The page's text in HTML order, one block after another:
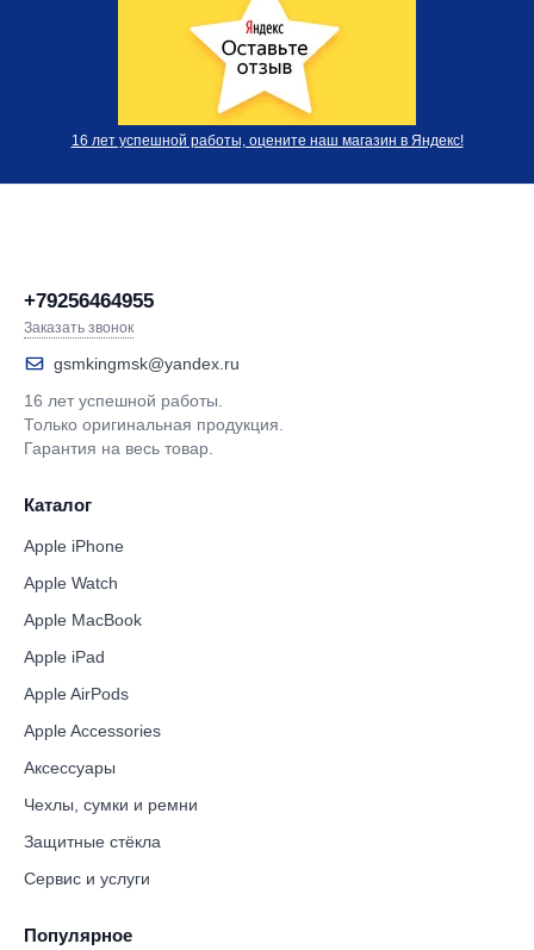
16 лет успешной работы, оцените наш магазин в Яндекс!
+79256464955
Заказать звонок
gsmkingmsk@yandex.ru
16 лет успешной работы.
Только оригинальная продукция.
Гарантия на весь товар.
Каталог
Apple iPhone
Apple Watch
Apple MacBook
Apple iPad
Apple AirPods
Apple Accessories
Аксессуары
Чехлы, сумки и ремни
Защитные стёкла
Сервис и услуги
Популярное